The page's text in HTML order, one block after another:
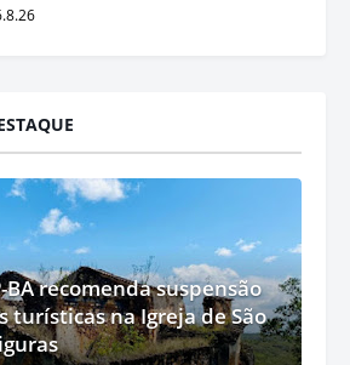
BA recomenda suspensão
turísticas na Igreja de São